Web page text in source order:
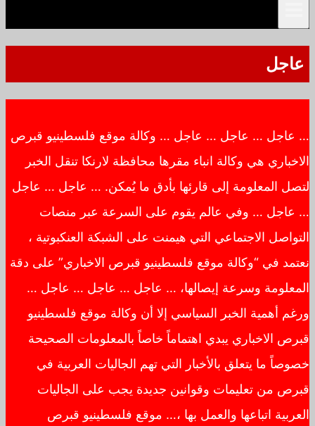
عاجل
… عاجل … عاجل … عاجل … وكالة موقع فلسطينيو قبرص
الاخباري هي وكالة انباء مقرها محافظة لارنكا تنقل الخبر
لتصل المعلومة إلى قارئها بأدق ما يُمكن. … عاجل … عاجل
… عاجل … وفي عالم يقوم على السرعة عبر منصات
التواصل الاجتماعي التي هيمنت على الشبكة العنكبوتية ،
نعتمد في “وكالة موقع فلسطينيو قبرص الاخباري” على دقة
المعلومة وسرعة إيصالها، … عاجل … عاجل … عاجل …
ورغم أهمية الخبر السياسي إلا أن وكالة موقع فلسطينيو
قبرص الاخباري يبدي اهتماماً خاصاً بالمعلومات الصحيحة
خصوصاً ما يتعلق بالأخبار التي تهم الجاليات العربية في
قبرص من تعليمات وقوانين جديدة يجب على الجاليات
العربية اتباعها والعمل بها ،… موقع فلسطينيو قبرص